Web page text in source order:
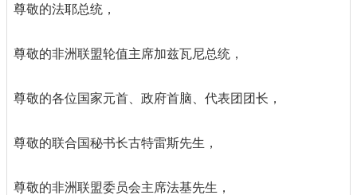
尊敬的法耶总统，
尊敬的非洲联盟轮值主席加兹瓦尼总统，
尊敬的各位国家元首、政府首脑、代表团团长，
尊敬的联合国秘书长古特雷斯先生，
尊敬的非洲联盟委员会主席法基先生，